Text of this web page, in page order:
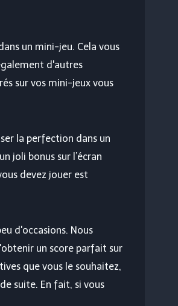
un mini-jeu. Cela vous
d'autres
sur vos mini-jeux vous
la perfection dans un
joli bonus sur l’écran
devez jouer est
d'occasions. Nous
un score parfait sur
que vous le souhaitez,
suite. En fait, si vous